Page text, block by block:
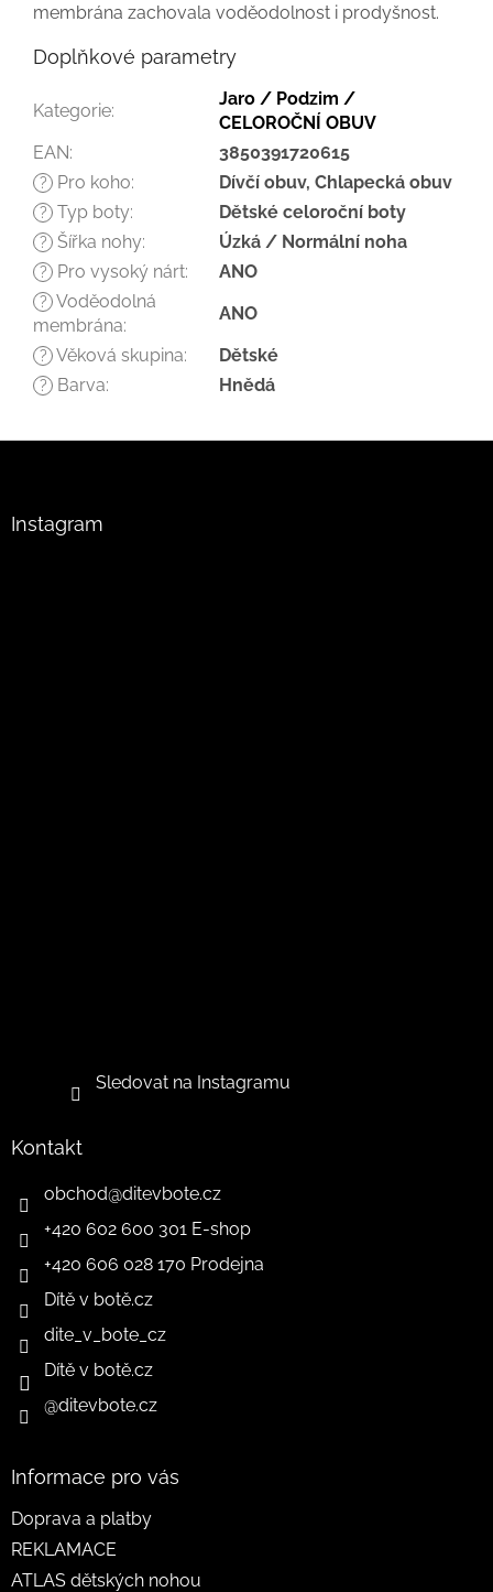
membrána zachovala voděodolnost i prodyšnost.
Doplňkové parametry
Kategorie:
Jaro / Podzim /
CELOROČNÍ OBUV
EAN: 3850391720615
? Pro koho: Dívčí obuv, Chlapecká obuv
? Typ boty: Dětské celoroční boty
? Šířka nohy: Úzká / Normální noha
? Pro vysoký nárt: ANO
? Voděodolná
membrána:
ANO
? Věková skupina: Dětské
? Barva: Hnědá
Instagram
Sledovat na Instagramu
Kontakt
obchod@ditevbote.cz
+420 602 600 301 E-shop
+420 606 028 170 Prodejna
Dítě v botě.cz
dite_v_bote_cz
Dítě v botě.cz
@ditevbote.cz
Informace pro vás
Doprava a platby
REKLAMACE
ATLAS dětských nohou